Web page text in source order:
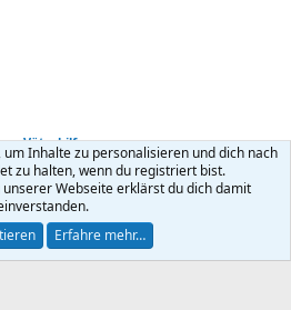
+ Väterhilfe
Datenschutz Hilfe
R
® © 2010-2026 XenForo Ltd.
Inhalte zu personalisieren und dich nach
zu halten, wenn du registriert bist.
Webseite erklärst du dich damit
Erfahre mehr…